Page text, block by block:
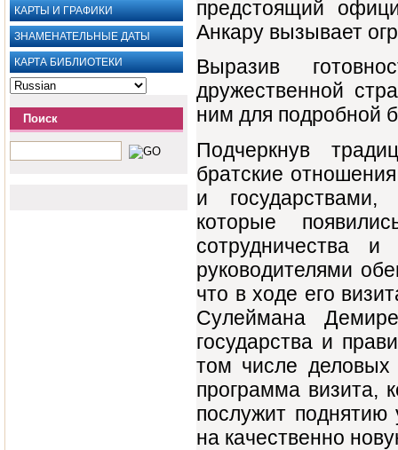
КАРТЫ И ГРАФИКИ
ЗНАМЕНАТЕЛЬНЫЕ ДАТЫ
КАРТА БИБЛИОТЕКИ
Поиск
предстоящий
Анкару вызывает
Выразив
дружественной
ним для подробной
Подчеркнув
братские
и
которые
сотрудничества
руководителями
что в ходе его
Сулеймана
государства и
том числе деловых
программа визита,
послужит поднятию
на качественно